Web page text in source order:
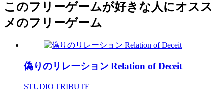
このフリーゲームが好きな人にオスス
メのフリーゲーム
偽りのリレーション Relation of Deceit
STUDIO TRIBUTE